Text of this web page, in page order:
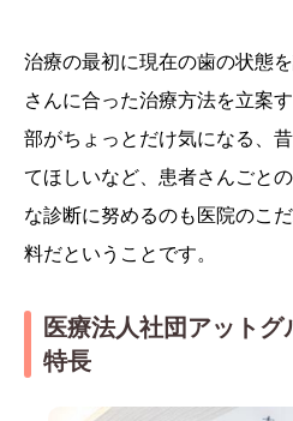
治療の最初に現在の歯の状態
さんに合った治療方法を立案
部がちょっとだけ気になる、
てほしいなど、患者さんごと
な診断に努めるのも医院のこ
料だということです。
医療法人社団アットグ
特長